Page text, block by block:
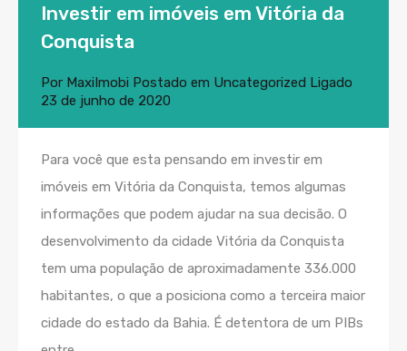
Investir em imóveis em Vitória da
Conquista
Por MaxiImobi Postado em Uncategorized Ligado
23 de junho de 2020
Para você que esta pensando em investir em
imóveis em Vitória da Conquista, temos algumas
informações que podem ajudar na sua decisão. O
desenvolvimento da cidade Vitória da Conquista
tem uma população de aproximadamente 336.000
habitantes, o que a posiciona como a terceira maior
cidade do estado da Bahia. É detentora de um PIBs